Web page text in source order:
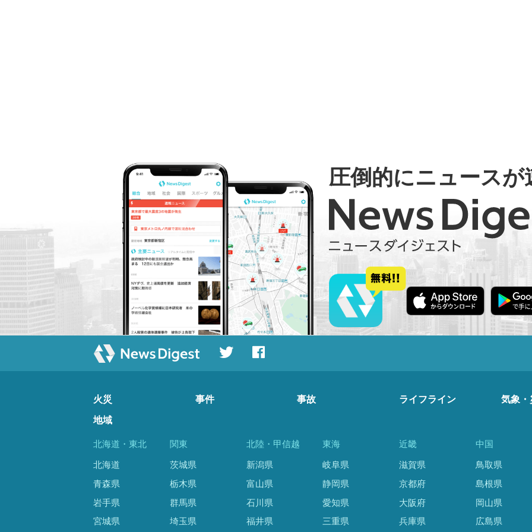
圧倒的にニュースが
火災 事件 事故 ライフライン 気象・
地域
北海道・東北
北海道
青森県
岩手県
宮城県
関東
茨城県
栃木県
群馬県
埼玉県
北陸・甲信越
新潟県
富山県
石川県
福井県
東海
岐阜県
静岡県
愛知県
三重県
近畿
滋賀県
京都府
大阪府
兵庫県
中国
鳥取県
島根県
岡山県
広島県